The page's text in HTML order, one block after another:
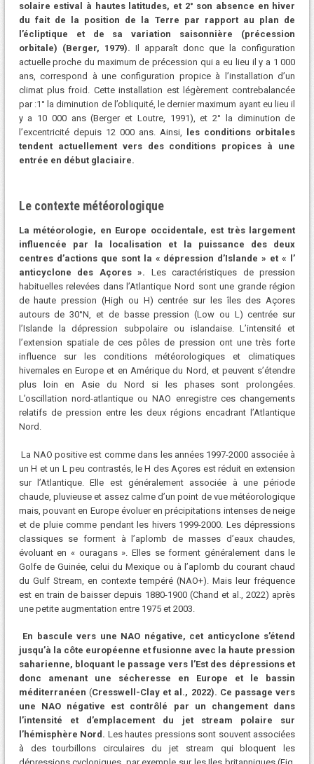
solaire estival à hautes latitudes, et 2° son absence en hiver
du fait de la position de la Terre par rapport au plan de
l’écliptique et de sa variation saisonnière (précession
orbitale) (Berger, 1979). Il apparaît donc que la configuration
actuelle proche du maximum de précession qui a eu lieu il y a 1 000
ans, correspond à une configuration propice à l’installation d’un
climat plus froid. Cette installation est légèrement contrebalancée
par :1° la diminution de l’obliquité, le dernier maximum ayant eu lieu il
y a 10 000 ans (Berger et Loutre, 1991), et 2° la diminution de
l’excentricité depuis 12 000 ans. Ainsi,
les conditions orbitales
tendent actuellement vers des conditions propices à une
entrée en début glaciaire.
Le contexte météorologique
La météorologie, en Europe occidentale, est très largement
influencée par la localisation et la puissance des deux
centres d’actions que sont la « dépression d’Islande » et « l’
anticyclone des Açores ». Les caractéristiques de pression
habituelles relevées dans l’Atlantique Nord sont une grande région
de haute pression (High ou H) centrée sur les îles des Açores
autours de 30°N, et de basse pression (Low ou L) centrée sur
l’Islande la dépression subpolaire ou islandaise. L’intensité et
l’extension spatiale de ces pôles de pression ont une très forte
influence sur les conditions météorologiques et climatiques
hivernales en Europe et en Amérique du Nord, et peuvent s’étendre
plus loin en Asie du Nord si les phases sont prolongées.
L’oscillation nord-atlantique ou NAO enregistre ces changements
relatifs de pression entre les deux régions encadrant l’Atlantique
Nord.
La NAO positive est comme dans les années 1997-2000 associée à
un H et un L peu contrastés, le H des Açores est réduit en extension
sur l’Atlantique. Elle est généralement associée à une période
chaude, pluvieuse et assez calme d’un point de vue météorologique
mais, pouvant en Europe évoluer en précipitations intenses de neige
et de pluie comme pendant les hivers 1999-2000. Les dépressions
classiques se forment à l’aplomb de masses d’eaux chaudes,
évoluant en « ouragans ». Elles se forment généralement dans le
Golfe de Guinée, celui du Mexique ou à l’aplomb du courant chaud
du Gulf Stream, en contexte tempéré (NAO+). Mais leur fréquence
est en train de baisser depuis 1880-1900 (Chand et al., 2022) après
une petite augmentation entre 1975 et 2003.
En bascule vers une NAO négative, cet anticyclone s’étend
jusqu’à la côte européenne et fusionne avec la haute pression
saharienne, bloquant le passage vers l’Est des dépressions et
donc amenant une sécheresse en Europe et le bassin
méditerranéen (Cresswell-Clay et al., 2022). Ce passage vers
une NAO négative est contrôlé par un changement dans
l’intensité et d’emplacement du jet stream polaire sur
l’hémisphère Nord. Les hautes pressions sont souvent associées
à des tourbillons circulaires du jet stream qui bloquent les